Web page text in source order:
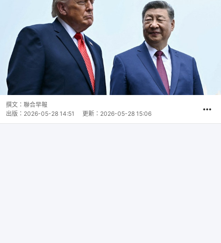
撰文： 聯合早報
出版： 2026-05-28 14:51 更新： 2026-05-28 15:06